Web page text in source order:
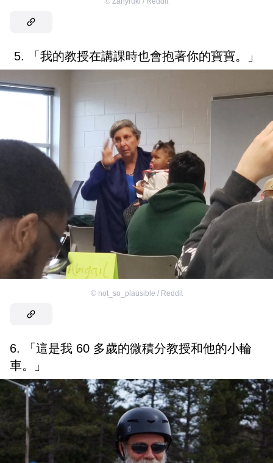
5. 「我的教授在講課時也會抱著你的寶寶。」
© not_so_plausible / Reddit
6. 「這是我 60 多歲的微積分教授和他的小輪
車。」